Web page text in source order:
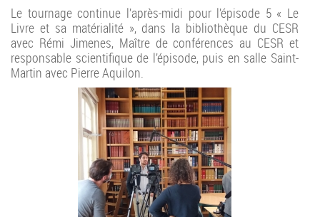
Le tournage continue l’après-midi pour l’épisode 5 « Le
Livre et sa matérialité », dans la bibliothèque du CESR
avec Rémi Jimenes, Maître de conférences au CESR et
responsable scientifique de l’épisode, puis en salle Saint-
Martin avec Pierre Aquilon.